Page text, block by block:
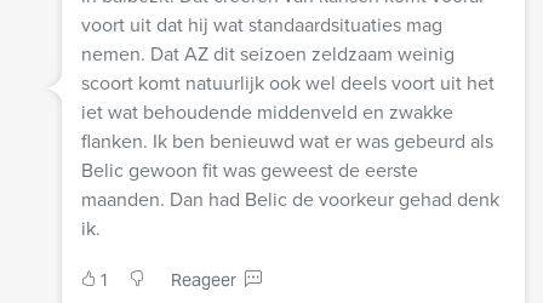
voort uit dat hij wat standaardsituaties mag
nemen. Dat AZ dit seizoen zeldzaam weinig
scoort komt natuurlijk ook wel deels voort uit het
iet wat behoudende middenveld en zwakke
flanken. Ik ben benieuwd wat er was gebeurd als
Belic gewoon fit was geweest de eerste
maanden. Dan had Belic de voorkeur gehad denk
ik.
1 Reageer